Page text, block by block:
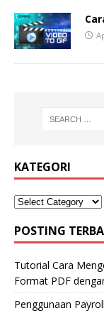
KATEGORI
POSTING
Tutorial Cara
Format PDF
Penggunaan